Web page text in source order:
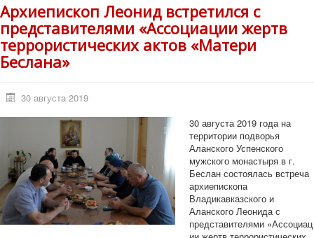
Архиепископ Леонид встретился с
представителями «Ассоциации жертв
террористических актов «Матери
Беслана»
30 августа 2019
30 августа 2019 года на
территории подворья
Аланского Успенского
мужского монастыря в г.
Беслан состоялась встреча
архиепископа
Владикавказского и
Аланского Леонида с
представителями «Ассоциац